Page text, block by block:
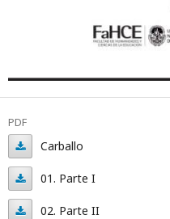
PDF
Carballo
Carballo01. Parte I
01.
02. Parte II